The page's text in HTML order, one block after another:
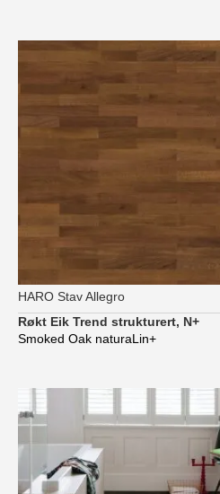
HARO Stav Allegro
Røkt Eik Trend strukturert, N+
Smoked Oak naturaLin+